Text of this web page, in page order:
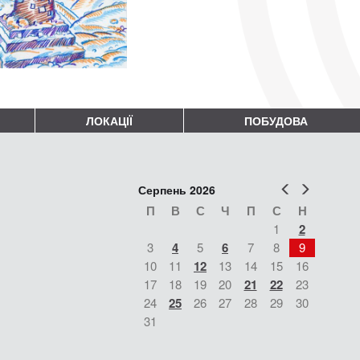
ЛОКАЦІЇ ПОБУДОВА
Попер
Серпень 2026
П В С Ч П С Н
1 2
3 4 5 6 7 8
9
10
11 12 13 14 15
16
17
18 19 20 21 22
23
24
25 26 27 28 29
30
31